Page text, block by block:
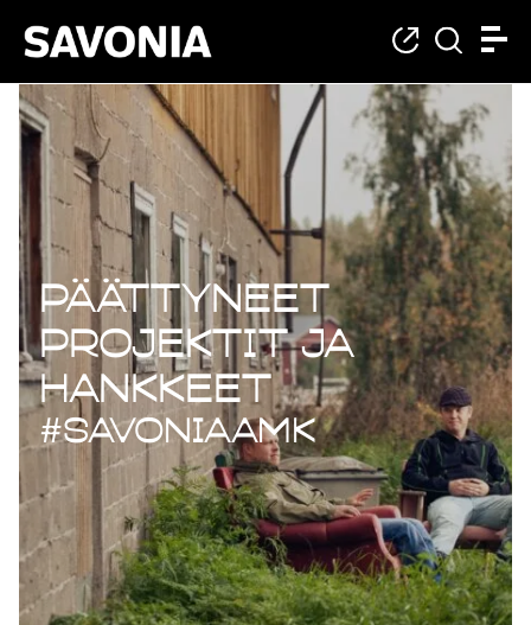
Päättyneet
Päättyneet
projektit ja
hankkeet
#savoniaAMK